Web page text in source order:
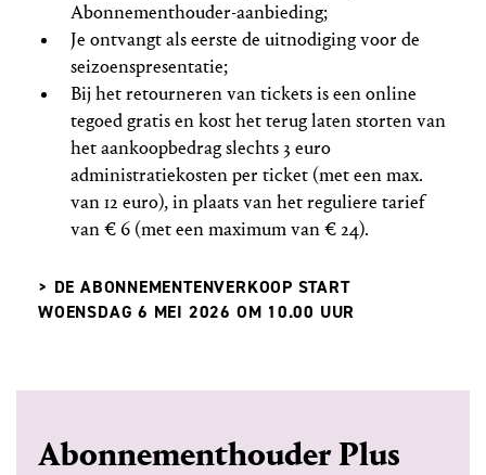
Abonnementhouder-aanbieding;
Je ontvangt als eerste de uitnodiging voor de
seizoenspresentatie;
Bij het retourneren van tickets is een online
tegoed gratis en kost het terug laten storten van
het aankoopbedrag slechts 3 euro
administratiekosten per ticket (met een max.
van 12 euro), in plaats van het reguliere tarief
van € 6 (met een maximum van € 24).
> DE ABONNEMENTENVERKOOP START
WOENSDAG 6 MEI 2026 OM 10.00 UUR
Abonnementhouder Plus